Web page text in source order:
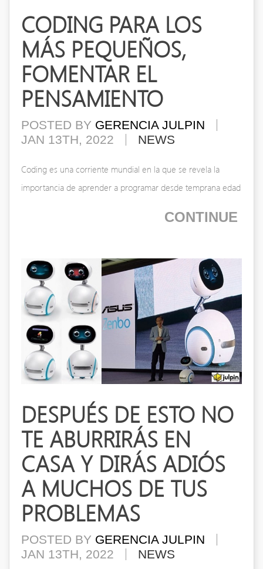
CODING PARA LOS
MÁS PEQUEÑOS,
FOMENTAR EL
PENSAMIENTO
POSTED BY GERENCIA JULPIN
JAN 13TH, 2022
NEWS
Coding es una corriente mundial en la que se revela la
importancia de aprender a programar desde temprana edad
CONTINUE
DESPUÉS DE ESTO NO
TE ABURRIRÁS EN
CASA Y DIRÁS ADIÓS
A MUCHOS DE TUS
PROBLEMAS
POSTED BY GERENCIA JULPIN
JAN 13TH, 2022
NEWS